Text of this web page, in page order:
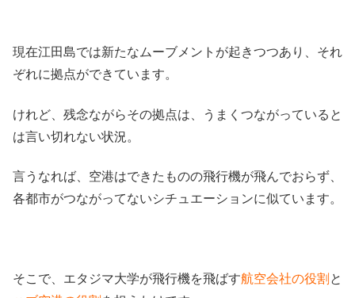
現在江田島では新たなムーブメントが起きつつあり、それ
ぞれに拠点ができています。
けれど、残念ながらその拠点は、うまくつながっていると
は言い切れない状況。
言うなれば、空港はできたものの飛行機が飛んでおらず、
各都市がつながってないシチュエーションに似ています。
そこで、エタジマ大学が飛行機を飛ばす航空会社の役割 と